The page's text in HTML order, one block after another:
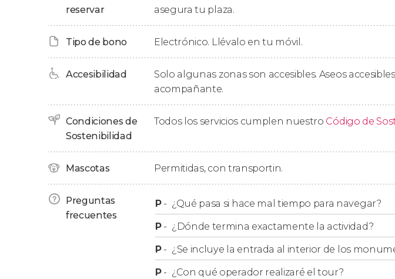
: entenderemos la magnitud de las rutas marítimas
Al finalizar el tour frente a laTorre de Belém, os entregaremos unbillete
24 horas. Este pase no solo os servirá para volver al centro de Lisboa
que también podéis usarlo de forma ilimitada en los icónicos
elevadores de Lisboa.
reservar
asegura tu plaza.
Tipo de bono Electrónico. Llévalo en tu móvil.
Accesibilidad
Solo algunas zonas son accesibles. Aseos
acompañante.
Condiciones de
Sostenibilidad
Todos los servicios cumplen nuestro Código de
Mascotas Permitidas, con transportin.
Preguntas
frecuentes
P- ¿Qué pasa si hace mal tiempo para navegar?
P- ¿Dónde termina exactamente la actividad?
P- ¿Se incluye la entrada al interior de los
P- ¿Con qué operador realizaré el tour?